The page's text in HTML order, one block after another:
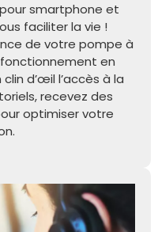
smartphone et
faciliter la vie !
de votre pompe à
en
d’œil l’accès à la
recevez des
optimiser votre